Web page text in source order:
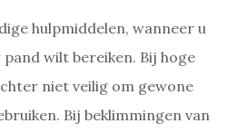
hulpmiddelen, wanneer u
pand wilt bereiken. Bij hoge
niet veilig om gewone
Bij beklimmingen van